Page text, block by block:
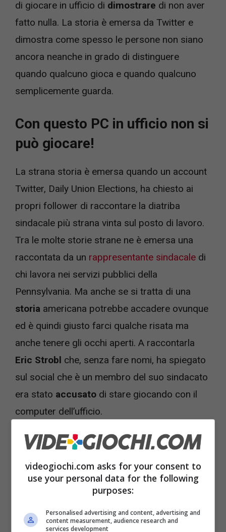
di giocare in ufficio di dimostrare di non aver
fatto nulla. La storia è emersa da Twitter e
dimostra come spesso le persone non siano
ancora neanche in grado di distinguere
quando qualcuno gioca e quando qualcuno
semplicemente guarda.
Con questo PC in ufficio non si
può giocare!
La strana storia è emersa quando un account
Twitter, Daily Union Elections, ha chiesto ai
propri follower di raccontare la diatriba
sindacale più strana vinta sul posto di lavoro.
Tra le molte storie strane ne è emersa una
raccontata da un rappresentante sindacale di
chi lavora nei servizi pubblici della
Pennsylvania. Ma anche se si tratta di una
storia americana potrebbe accadere ovunque
ed è quindi giusto farci qualche risata ma
anche tenere gli occhi aperti. A raccontarla
Eric Strobl che, senza fare nomi, ha spiegato
sul social che è un membro del suo sindacato
era stato accusato di stare giocando con il
computer dell’ufficio.
videogiochi.com asks for your consent to
use your personal data for the following
purposes:
Personalised advertising and content, advertising and
content measurement, audience research and
services development